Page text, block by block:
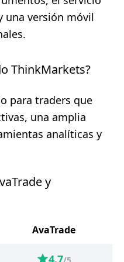
una versión móvil
ThinkMarkets?
para traders que
una amplia
analíticas y
y
AvaTrade
4.7